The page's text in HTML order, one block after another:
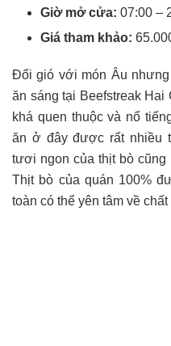
Giờ mở cửa: 07:00 –
Giá tham khảo:
Đổi gió với món Âu
ăn sáng tại Beefstreak
khá quen thuộc và nổ
ăn ở đây được rất nhiều
tươi ngon của thịt bò
Thịt bò của quán 100%
toàn có thể yên tâm về